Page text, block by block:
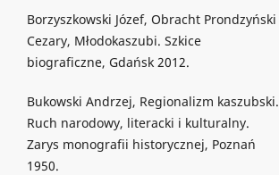
Borzyszkowski Józef, Obracht Prondzyński
Cezary, Młodokaszubi. Szkice
biograficzne, Gdańsk 2012.
Bukowski Andrzej, Regionalizm kaszubski.
Ruch narodowy, literacki i kulturalny.
Zarys monografii historycznej, Poznań
1950.